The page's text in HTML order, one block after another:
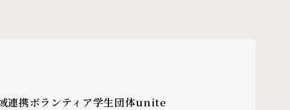
連携ボランティア学生団体unite